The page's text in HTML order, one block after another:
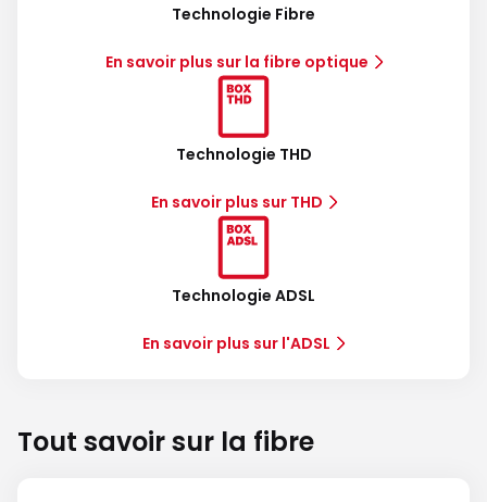
Technologie Fibre
En savoir plus sur la fibre optique
Technologie THD
En savoir plus sur THD
Technologie ADSL
En savoir plus sur l'ADSL
Tout savoir sur la fibre